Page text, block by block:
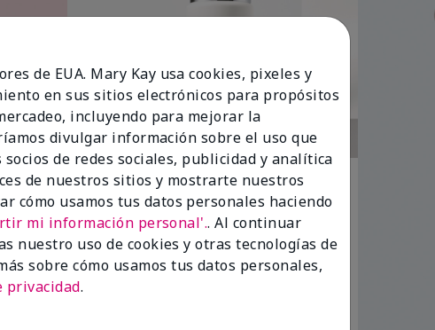
de EUA. Mary Kay usa cookies, pixeles y
en sus sitios electrónicos para propósitos
incluyendo para mejorar la
divulgar información sobre el uso que
de redes sociales, publicidad y analítica
de nuestros sitios y mostrarte nuestros
cómo usamos tus datos personales haciendo
mi información personal'.. Al continuar
nuestro uso de cookies y otras tecnologías de
sobre cómo usamos tus datos personales,
privacidad.